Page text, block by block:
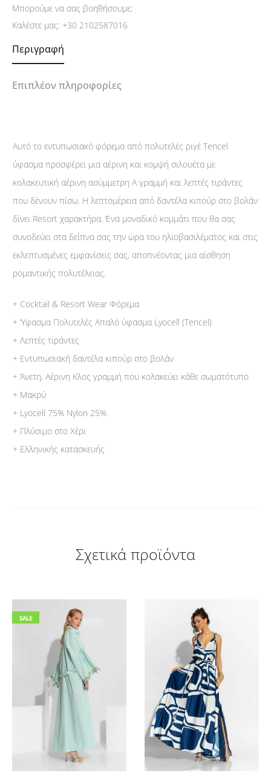
Μπορούμε να σας βοηθήσουμε;
Καλέστε μας: +30 2102587016
Περιγραφή
Επιπλέον πληροφορίες
Αυτό το εντυπωσιακό φόρεμα από πολυτελές ριγέ Tencel
ύφασμα προσφέρει μια αέρινη και κομψή σιλουέτα με
κολακευτική αέρινη ασύμμετρη Α γραμμή και λεπτές τιράντες
που δένουν πίσω. Η λεπτομέρεια από δαντέλα κιπούρ στο βολάν
δίνει Resort χαρακτήρα. Ένα μοναδικό κομμάτι που θα σας
συνοδεύει στα δείπνα σας την ώρα του ηλιοβασιλέματος και στις
εκλεπτυσμένες εμφανίσεις σας, αποπνέοντας μια αίσθηση
ρομαντικής πολυτέλειας.
+ Cocktail & Resort Wear Φόρεμα
+ Ύφασμα Πολυτελές Απαλό ύφασμα Lyocell (Tencel)
+ Λεπτές τιράντες
+ Εντυπωσιακή δαντέλα κιπούρ στο βολάν
+ Άνετη, Αέρινη Κλος γραμμή που κολακεύει κάθε σωματότυπο
+ Μακρύ
+ Lyocell 75% Nylon 25%
+ Πλύσιμο στο Χέρι
+ Ελληνικής κατασκευής
Σχετικά προϊόντα
SALE